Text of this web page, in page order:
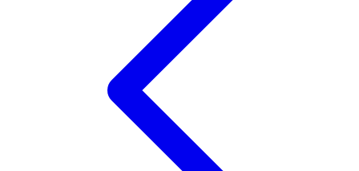
Все ИИ-инструменты
Описание изображения
Улучшить качество фото